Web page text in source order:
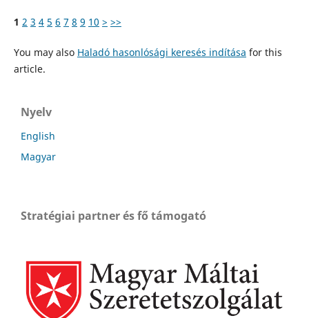
1 2 3 4 5 6 7 8 9 10 > >>
You may also Haladó hasonlósági keresés indítása for this
article.
Nyelv
English
Magyar
Stratégiai partner és fő támogató